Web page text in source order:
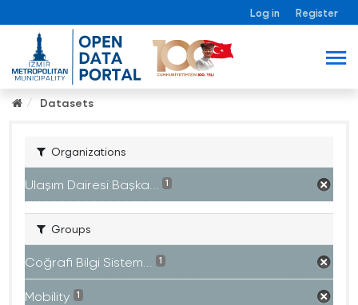
Log in Register
Datasets
Organizations
Ulaşım Dairesi Başka... 1
Groups
Coğrafi Bilgi Sistem... 1
Mobility 1